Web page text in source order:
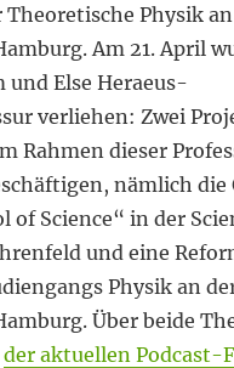
Theoretische Physik
Am 21. April
und Else Heraeus-
verliehen: Zwei
Rahmen dieser
nämlich die
of Science“ in der
und eine
Physik an
Über beide
der aktuellen Podcast-